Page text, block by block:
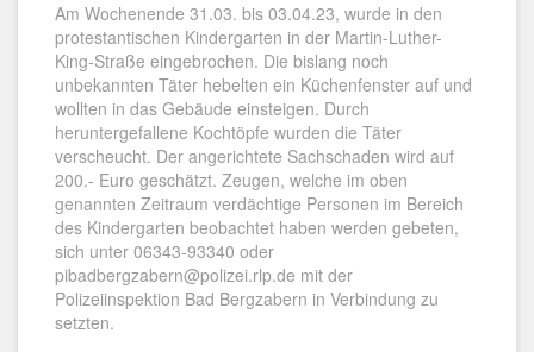
Am Wochenende 31.03. bis 03.04.23, wurde in den
protestantischen Kindergarten in der Martin-Luther-
King-Straße eingebrochen. Die bislang noch
unbekannten Täter hebelten ein Küchenfenster auf und
wollten in das Gebäude einsteigen. Durch
heruntergefallene Kochtöpfe wurden die Täter
verscheucht. Der angerichtete Sachschaden wird auf
200.- Euro geschätzt. Zeugen, welche im oben
genannten Zeitraum verdächtige Personen im Bereich
des Kindergarten beobachtet haben werden gebeten,
sich unter 06343-93340 oder
pibadbergzabern@polizei.rlp.de mit der
Polizeiinspektion Bad Bergzabern in Verbindung zu
setzten.